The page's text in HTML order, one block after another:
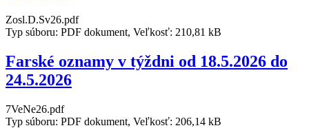
Zosl.D.Sv26.pdf
Typ súboru: PDF dokument, Veľkosť: 210,81 kB
Farské oznamy v týždni od 18.5.2026 do
24.5.2026
7VeNe26.pdf
Typ súboru: PDF dokument, Veľkosť: 206,14 kB